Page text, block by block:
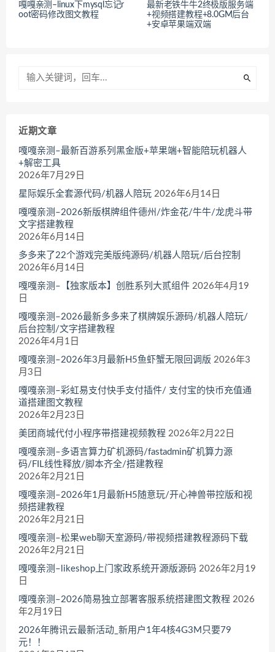
嘎嘎亲测–linux下mysql忘记r
oot密码修改图文教程
最新老铁牛牛2终极版服务端
+视频搭建教程+8.0GM后台
+安卓苹果端双端
近期文章
嘎嘎亲测–最新百游系列黑金版+苹果端+智能陪玩机器人
+解密工具
2026年7月29日
星际娱乐全套源代码/机器人陪玩 2026年6月14日
嘎嘎亲测–2026新版棋牌组件德州/炸金花/牛牛/龙虎斗带
文字搭建教程
2026年6月14日
多多来了22个游戏完美版纯源码/机器人陪玩/后台控制
2026年6月14日
嘎嘎亲测–【独家版本】创胜系列大贰组件 2026年4月19
日
嘎嘎亲测–2026最新多多来了棋牌娱乐源码/机器人陪玩/
后台控制/文字搭建教程
2026年4月1日
嘎嘎亲测–2026年3月最新H5鱼虾蟹无限回调版 2026年3
月3日
嘎嘎亲测–彩虹易支付快手支付插件/ 支付宝的快币充值通
道搭建图文教程
2026年2月23日
美团商城代付小程序带搭建视频教程 2026年2月22日
嘎嘎亲测–多语言算力矿机源码/fastadmin矿机算力源
码/FIL线性释放/脚本齐全/搭建教程
2026年2月21日
嘎嘎亲测–2026年1月最新H5随意玩/开心神兽带控版和视
频搭建教程
2026年2月21日
嘎嘎亲测–松果web聊天室源码/带视频搭建教程源码下载
2026年2月21日
嘎嘎亲测–likeshop上门家政系统开源版源码 2026年2月19
日
嘎嘎亲测–2026简易独立部署客服系统搭建图文教程 2026
年2月19日
2026年腾讯云最新活动_新用户1年4核4G3M只要79
元！！